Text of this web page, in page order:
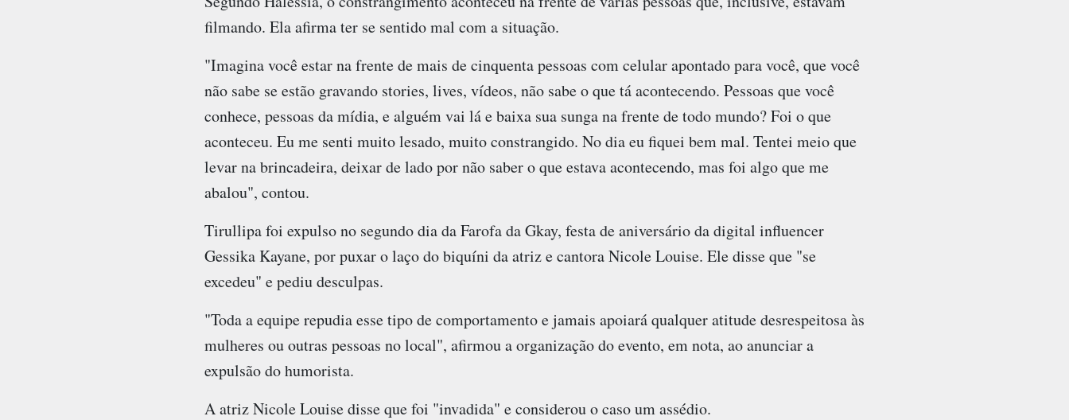
filmando. Ela afirma ter se sentido mal com a situação.
"Imagina você estar na frente de mais de cinquenta pessoas com celular apontado para você, que você
não sabe se estão gravando stories, lives, vídeos, não sabe o que tá acontecendo. Pessoas que você
conhece, pessoas da mídia, e alguém vai lá e baixa sua sunga na frente de todo mundo? Foi o que
aconteceu. Eu me senti muito lesado, muito constrangido. No dia eu fiquei bem mal. Tentei meio que
levar na brincadeira, deixar de lado por não saber o que estava acontecendo, mas foi algo que me
abalou", contou.
Tirullipa foi expulso no segundo dia da Farofa da Gkay, festa de aniversário da digital influencer
Gessika Kayane, por puxar o laço do biquíni da atriz e cantora Nicole Louise. Ele disse que "se
excedeu" e pediu desculpas.
"Toda a equipe repudia esse tipo de comportamento e jamais apoiará qualquer atitude desrespeitosa às
mulheres ou outras pessoas no local", afirmou a organização do evento, em nota, ao anunciar a
expulsão do humorista.
A atriz Nicole Louise disse que foi "invadida" e considerou o caso um assédio.